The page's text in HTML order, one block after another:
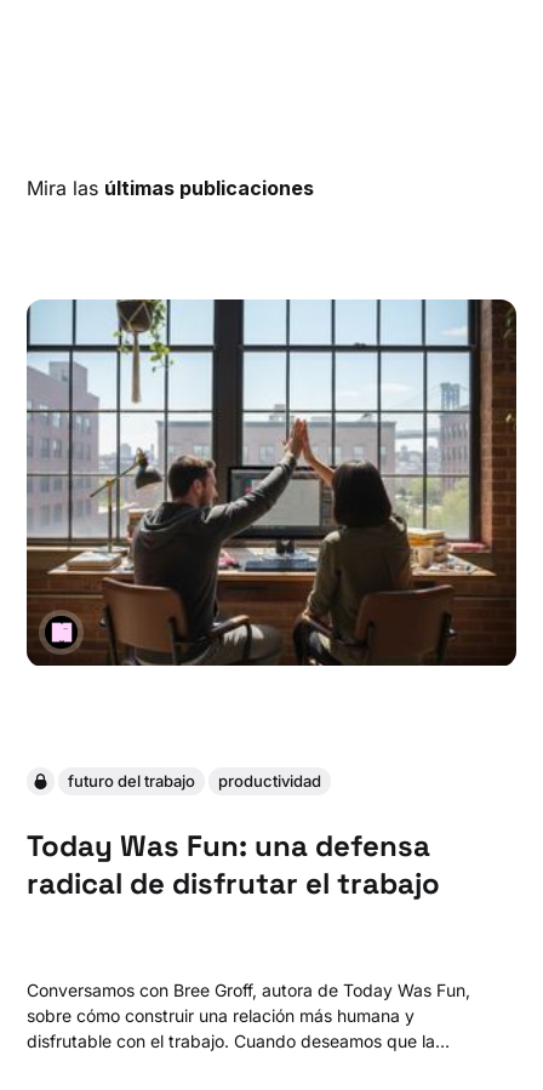
Mira las últimas publicaciones
futuro del trabajo productividad
Today Was Fun: una defensa
radical de disfrutar el trabajo
Conversamos con Bree Groff, autora de Today Was Fun,
sobre cómo construir una relación más humana y
disfrutable con el trabajo. Cuando deseamos que la